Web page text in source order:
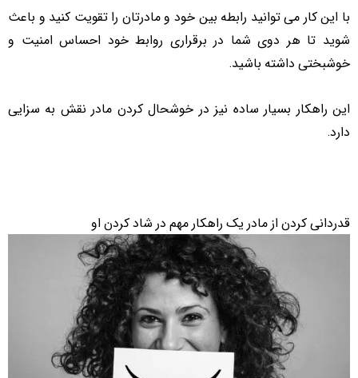
با این کار می توانید رابطه بین خود و مادرتان را تقویت کنید و باعث
شوید تا هر دوی شما در برقراری روابط خود احساس امنیت و
خوشبختی داشته باشید.
این راهکار بسیار ساده نیز در خوشحال کردن مادر نقش به سزایی
دارد.
قدردانی کردن از مادر یک راهکار مهم در شاد کردن او